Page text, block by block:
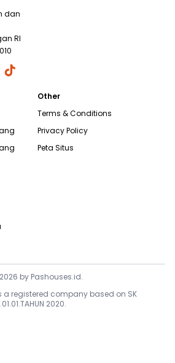
dan
RI
Other
Terms & Conditions
Privacy Policy
Peta Situs
2026 by Pashouses.id.
a registered company based on SK
2020.